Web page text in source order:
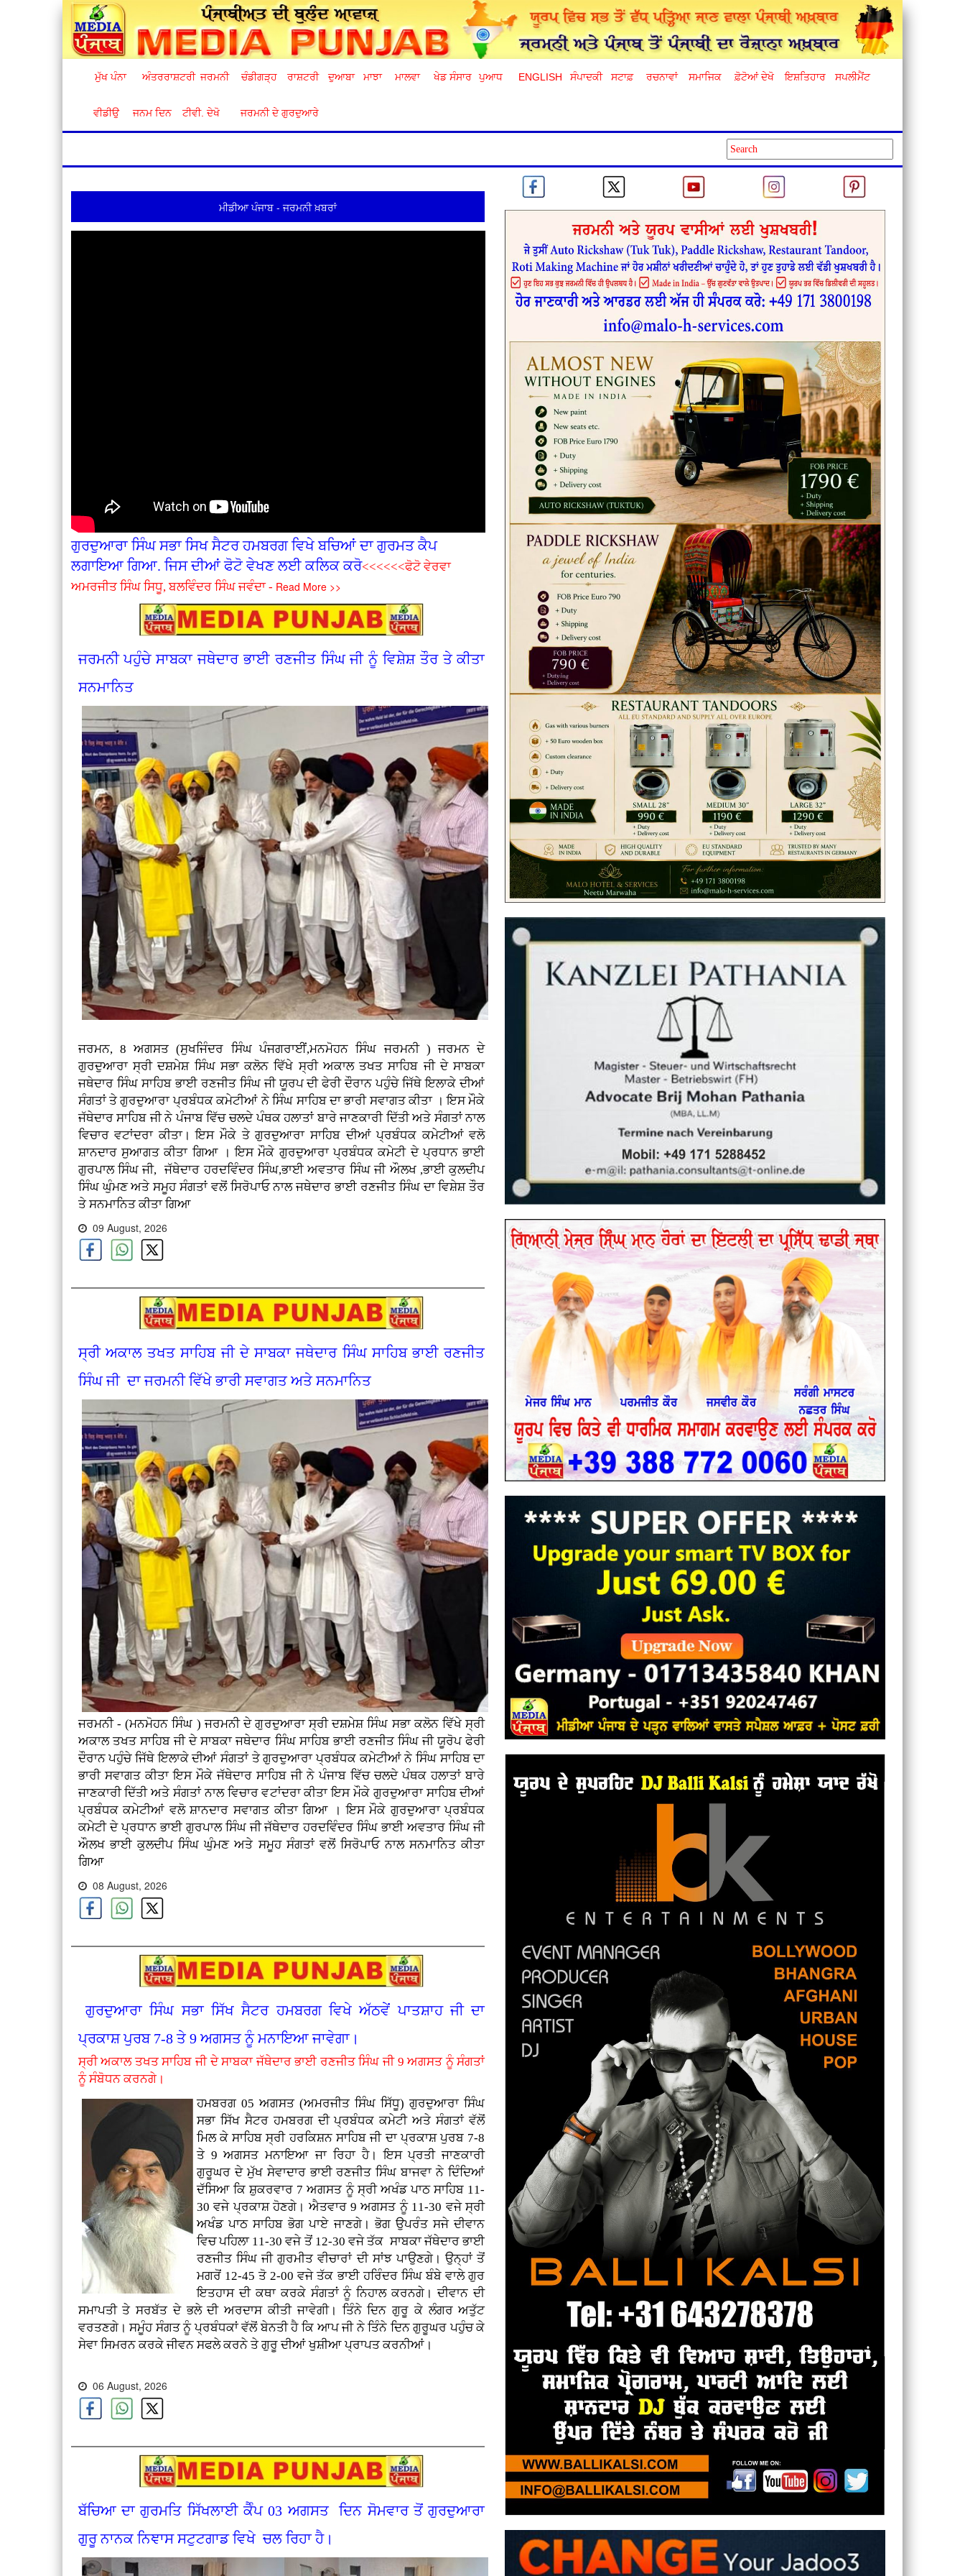
ਮੁੱਖ ਪੰਨਾ ਅੰਤਰਰਾਸ਼ਟਰੀ ਜਰਮਨੀ ਚੰਡੀਗੜ੍ਹ ਰਾਸ਼ਟਰੀ ਦੁਆਬਾ ਮਾਝਾ ਮਾਲਵਾ ਖੇਡ ਸੰਸਾਰ ਪੁਆਧ ENGLISH ਸੰਪਾਦਕੀ ਸਟਾਫ਼ ਰਚਨਾਵਾਂ ਸਮਾਜਿਕ ਫ਼ੋਟੋਆਂ ਦੇਖੋ ਇਸ਼ਤਿਹਾਰ ਸਪਲੀਮੈਂਟ
ਵੀਡੀਉ ਜਨਮ ਦਿਨ ਟੀਵੀ. ਦੇਖੋ ਜਰਮਨੀ ਦੇ ਗੁਰਦੁਆਰੇ
ਮੀਡੀਆ ਪੰਜਾਬ - ਜਰਮਨੀ ਖ਼ਬਰਾਂ
ਗੁਰਦੁਆਰਾ ਸਿੰਘ ਸਭਾ ਸਿਖ ਸੈਟਰ ਹਮਬਰਗ ਵਿਖੇ ਬਚ‌ਿਆਂ ਦਾ ਗੁਰਮਤ ਕੈਪ
ਲਗਾਇਆ ਗਿਆ. ਜਿਸ ਦੀਆਂ ਫੋਟੋ ਵੇਖਣ ਲਈ ਕਲਿਕ ਕਰੋ<<<<<<ਫੋਟੋ ਵੇਰਵਾ
ਅਮਰਜੀਤ ਸਿੰਘ ਸਿਧੂ, ਬਲਵਿੰਦਰ ਸਿੰਘ ਜਵੰਦਾ - Read More >>
ਜਰਮਨੀ ਪਹੁੰਚੇ ਸਾਬਕਾ ਜਥੇਦਾਰ ਭਾਈ ਰਣਜੀਤ ਸਿੰਘ ਜੀ ਨੂੰ ਵਿਸ਼ੇਸ਼ ਤੌਰ ਤੇ ਕੀਤਾ
ਸਨਮਾਨਿਤ
ਜਰਮਨ, 8 ਅਗਸਤ (ਸੁਖਜਿੰਦਰ ਸਿੰਘ ਪੰਜਗਰਾਈਂ,ਮਨਮੋਹਨ ਸਿੰਘ ਜਰਮਨੀ ) ਜਰਮਨ ਦੇ
ਗੁਰਦੁਆਰਾ ਸ੍ਰੀ ਦਸ਼ਮੇਸ਼ ਸਿੰਘ ਸਭਾ ਕਲੋਨ ਵਿੱਖੇ ਸ੍ਰੀ ਅਕਾਲ ਤਖਤ ਸਾਹਿਬ ਜੀ ਦੇ ਸਾਬਕਾ
ਜਥੇਦਾਰ ਸਿੰਘ ਸਾਹਿਬ ਭਾਈ ਰਣਜੀਤ ਸਿੰਘ ਜੀ ਯੂਰਪ ਦੀ ਫੇਰੀ ਦੌਰਾਨ ਪਹੁੰਚੇ ਜਿੱਥੇ ਇਲਾਕੇ ਦੀਆਂ
ਸੰਗਤਾਂ ਤੇ ਗੁਰਦੁਆਰਾ ਪ੍ਰਬੰਧਕ ਕਮੇਟੀਆਂ ਨੇ ਸਿੰਘ ਸਾਹਿਬ ਦਾ ਭਾਰੀ ਸਵਾਗਤ ਕੀਤਾ । ਇਸ ਮੌਕੇ
ਜੱਥੇਦਾਰ ਸਾਹਿਬ ਜੀ ਨੇ ਪੰਜਾਬ ਵਿੱਚ ਚਲਦੇ ਪੰਥਕ ਹਲਾਤਾਂ ਬਾਰੇ ਜਾਣਕਾਰੀ ਦਿੱਤੀ ਅਤੇ ਸੰਗਤਾਂ ਨਾਲ
ਵਿਚਾਰ ਵਟਾਂਦਰਾ ਕੀਤਾ। ਇਸ ਮੌਕੇ ਤੇ ਗੁਰਦੁਆਰਾ ਸਾਹਿਬ ਦੀਆਂ ਪ੍ਰਬੰਧਕ ਕਮੇਟੀਆਂ ਵਲੋ
ਸ਼ਾਨਦਾਰ ਸੁਆਗਤ ਕੀਤਾ ਗਿਆ । ਇਸ ਮੌਕੇ ਗੁਰਦੁਆਰਾ ਪ੍ਰਬੰਧਕ ਕਮੇਟੀ ਦੇ ਪ੍ਰਧਾਨ ਭਾਈ
ਗੁਰਪਾਲ ਸਿੰਘ ਜੀ, ਜੱਥੇਦਾਰ ਹਰਦਵਿੰਦਰ ਸਿੰਘ,ਭਾਈ ਅਵਤਾਰ ਸਿੰਘ ਜੀ ਔਲਖ ,ਭਾਈ ਕੁਲਦੀਪ
ਸਿੰਘ ਘੁੰਮਣ ਅਤੇ ਸਮੂਹ ਸੰਗਤਾਂ ਵਲੋਂ ਸਿਰੋਪਾਓ ਨਾਲ ਜਥੇਦਾਰ ਭਾਈ ਰਣਜੀਤ ਸਿੰਘ ਦਾ ਵਿਸ਼ੇਸ਼ ਤੌਰ
ਤੇਸਨਮਾਨਿਤ ਕੀਤਾ ਗਿਆ
09 August, 2026
ਸ੍ਰੀ ਅਕਾਲ ਤਖਤ ਸਾਹਿਬ ਜੀ ਦੇ ਸਾਬਕਾ ਜਥੇਦਾਰ ਸਿੰਘ ਸਾਹਿਬ ਭਾਈ ਰਣਜੀਤ
ਸਿੰਘ ਜੀ ਦਾ ਜਰਮਨੀ ਵਿੱਖੇ ਭਾਰੀ ਸਵਾਗਤ ਅਤੇ ਸਨਮਾਨਿਤ
ਜਰਮਨੀ - (ਮਨਮੋਹਨ ਸਿੰਘ ) ਜਰਮਨੀ ਦੇ ਗੁਰਦੁਆਰਾ ਸ੍ਰੀ ਦਸ਼ਮੇਸ਼ ਸਿੰਘ ਸਭਾ ਕਲੋਨ ਵਿੱਖੇ ਸ੍ਰੀ
ਅਕਾਲ ਤਖਤ ਸਾਹਿਬ ਜੀ ਦੇ ਸਾਬਕਾ ਜਥੇਦਾਰ ਸਿੰਘ ਸਾਹਿਬ ਭਾਈ ਰਣਜੀਤ ਸਿੰਘ ਜੀ ਯੂਰੋਪ ਫੇਰੀ
ਦੌਰਾਨ ਪਹੁੰਚੇ ਜਿੱਥੇ ਇਲਾਕੇ ਦੀਆਂ ਸੰਗਤਾਂ ਤੇ ਗੁਰਦੁਆਰਾ ਪ੍ਰਬੰਧਕ ਕਮੇਟੀਆਂ ਨੇ ਸਿੰਘ ਸਾਹਿਬ ਦਾ
ਭਾਰੀ ਸਵਾਗਤ ਕੀਤਾ ਇਸ ਮੌਕੇ ਜੱਥੇਦਾਰ ਸਾਹਿਬ ਜੀ ਨੇ ਪੰਜਾਬ ਵਿੱਚ ਚਲਦੇ ਪੰਥਕ ਹਲਾਤਾਂ ਬਾਰੇ
ਜਾਣਕਾਰੀ ਦਿੱਤੀ ਅਤੇ ਸੰਗਤਾਂ ਨਾਲ ਵਿਚਾਰ ਵਟਾਂਦਰਾ ਕੀਤਾ ਇਸ ਮੌਕੇ ਗੁਰਦੁਆਰਾ ਸਾਹਿਬ ਦੀਆਂ
ਪ੍ਰਬੰਧਕ ਕਮੇਟੀਆਂ ਵਲੋ ਸ਼ਾਨਦਾਰ ਸਵਾਗਤ ਕੀਤਾ ਗਿਆ । ਇਸ ਮੌਕੇ ਗੁਰਦੁਆਰਾ ਪ੍ਰਬੰਧਕ
ਕਮੇਟੀ ਦੇ ਪ੍ਰਧਾਨ ਭਾਈ ਗੁਰਪਾਲ ਸਿੰਘ ਜੀ ਜੱਥੇਦਾਰ ਹਰਦਵਿੰਦਰ ਸਿੰਘ ਭਾਈ ਅਵਤਾਰ ਸਿੰਘ ਜੀ
ਔਲਖ ਭਾਈ ਕੁਲਦੀਪ ਸਿੰਘ ਘੁੰਮਣ ਅਤੇ ਸਮੂਹ ਸੰਗਤਾਂ ਵਲੋਂ ਸਿਰੋਪਾਓ ਨਾਲ ਸਨਮਾਨਿਤ ਕੀਤਾ
ਗਿਆ
08 August, 2026
ਗੁਰਦੁਆਰਾ ਸਿੰਘ ਸਭਾ ਸਿੱਖ ਸੈਟਰ ਹਮਬਰਗ ਵਿਖੇ ਅੱਠਵੇਂ ਪਾਤਸ਼ਾਹ ਜੀ ਦਾ
ਪ੍ਰਕਾਸ਼ ਪੁਰਬ 7-8 ਤੇ 9 ਅਗਸਤ ਨੂੰ ਮਨਾਇਆ ਜਾਵੇਗਾ।
ਸ੍ਰੀ ਅਕਾਲ ਤਖਤ ਸਾਹਿਬ ਜੀ ਦੇ ਸਾਬਕਾ ਜੱਥੇਦਾਰ ਭਾਈ ਰਣਜੀਤ ਸਿੰਘ ਜੀ 9 ਅਗਸਤ ਨੂੰ ਸੰਗਤਾਂ
ਨੂੰ ਸੰਬੋਧਨ ਕਰਨਗੇ।
ਹਮਬਰਗ 05 ਅਗਸਤ (ਅਮਰਜੀਤ ਸਿੰਘ ਸਿੱਧੂ) ਗੁਰਦੁਆਰਾ ਸਿੰਘ
ਸਭਾ ਸਿੱਖ ਸੈਟਰ ਹਮਬਰਗ ਦੀ ਪ੍ਰਬੰਧਕ ਕਮੇਟੀ ਅਤੇ ਸੰਗਤਾਂ ਵੱਲੋਂ
ਮਿਲ ਕੇ ਸਾਹਿਬ ਸ੍ਰੀ ਹਰਕਿਸ਼ਨ ਸਾਹਿਬ ਜੀ ਦਾ ਪ੍ਰਕਾਸ਼ ਪੁਰਬ 7-8
ਤੇ 9 ਅਗਸਤ ਮਨਾਇਆ ਜਾ ਰਿਹਾ ਹੈ। ਇਸ ਪ੍ਰਤੀ ਜਾਣਕਾਰੀ
ਗੁਰੂਘਰ ਦੇ ਮੁੱਖ ਸੇਵਾਦਾਰ ਭਾਈ ਰਣਜੀਤ ਸਿੰਘ ਬਾਜਵਾ ਨੇ ਦਿੰਦਿਆਂ
ਦੱਸਿਆ ਕਿ ਸ਼ੁਕਰਵਾਰ 7 ਅਗਸਤ ਨੂੰ ਸ੍ਰੀ ਅਖੰਡ ਪਾਠ ਸਾਹਿਬ 11-
30 ਵਜੇ ਪ੍ਰਕਾਸ਼ ਹੋਣਗੇ। ਐਤਵਾਰ 9 ਅਗਸਤ ਨੂੰ 11-30 ਵਜੇ ਸ੍ਰੀ
ਅਖੰਡ ਪਾਠ ਸਾਹਿਬ ਭੋਗ ਪਾਏ ਜਾਣਗੇ। ਭੋਗ ਉਪਰੰਤ ਸਜੇ ਦੀਵਾਨ
ਵਿਚ ਪਹਿਲਾ 11-30 ਵਜੇ ਤੋਂ 12-30 ਵਜੇ ਤੱਕ ਸਾਬਕਾ ਜੱਥੇਦਾਰ ਭਾਈ
ਰਣਜੀਤ ਸਿੰਘ ਜੀ ਗੁਰਮੀਤ ਵੀਚਾਰਾਂ ਦੀ ਸਾਂਝ ਪਾਉਣਗੇ। ਉਨ੍ਹਾਂ ਤੋਂ
ਮਗਰੋਂ 12-45 ਤੋ 2-00 ਵਜੇ ਤੱਕ ਭਾਈ ਹਰਿੰਦਰ ਸਿੰਘ ਬੰਬੇ ਵਾਲੇ ਗੁਰ
ਇਤਹਾਸ ਦੀ ਕਥਾ ਕਰਕੇ ਸੰਗਤਾਂ ਨੂੰ ਨਿਹਾਲ ਕਰਨਗੇ। ਦੀਵਾਨ ਦੀ
ਸਮਾਪਤੀ ਤੇ ਸਰਬੱਤ ਦੇ ਭਲੇ ਦੀ ਅਰਦਾਸ ਕੀਤੀ ਜਾਵੇਗੀ। ਤਿੰਨੇ ਦਿਨ ਗੁਰੂ ਕੇ ਲੰਗਰ ਅਤੁੱਟ
ਵਰਤਣਗੇ। ਸਮੂੰਹ ਸੰਗਤ ਨੂੰ ਪ੍ਰਬੰਧਕਾਂ ਵੱਲੋਂ ਬੇਨਤੀ ਹੈ ਕਿ ਆਪ ਜੀ ਨੇ ਤਿੰਨੇ ਦਿਨ ਗੁਰੂਘਰ ਪਹੁੰਚ ਕੇ
ਸੇਵਾ ਸਿਮਰਨ ਕਰਕੇ ਜੀਵਨ ਸਫਲੇ ਕਰਨੇ ਤੇ ਗੁਰੂ ਦੀਆਂ ਖੁਸ਼ੀਆ ਪ੍ਰਾਪਤ ਕਰਨੀਆਂ।
06 August, 2026
ਬੱਚਿਆ ਦਾ ਗੁਰਮਤਿ ਸਿੱਖਲਾਈ ਕੈੰਪ 03 ਅਗਸਤ ਦਿਨ ਸੋਮਵਾਰ ਤੋਂ ਗੁਰਦੁਆਰਾ
ਗੁਰੂ ਨਾਨਕ ਨਿਞਾਸ ਸਟੁਟਗਾਡ ਵਿਖੇ ਚਲ ਰਿਹਾ ਹੈ।